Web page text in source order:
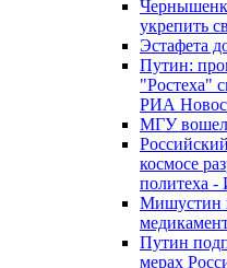
укрепить
Эстафета
Путин:
"Ростеха"
РИА
МГУ вошел
космосе
политеха -
Мишустин
Путин
мерах